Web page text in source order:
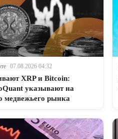
07.08.2026 04:32
XRP и Bitcoin:
указывают на
медвежьего рынка